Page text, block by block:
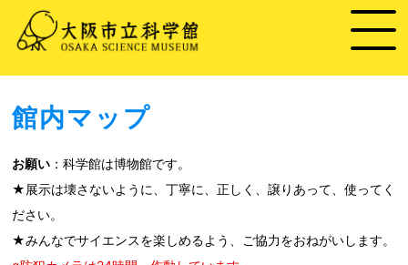
館内マップ
お願い ：科学館は博物館です。
★展示は壊さないように、丁寧に、正しく、譲りあって、使ってく
ださい。
★みんなでサイエンスを楽しめるよう、ご協力をおねがいします。